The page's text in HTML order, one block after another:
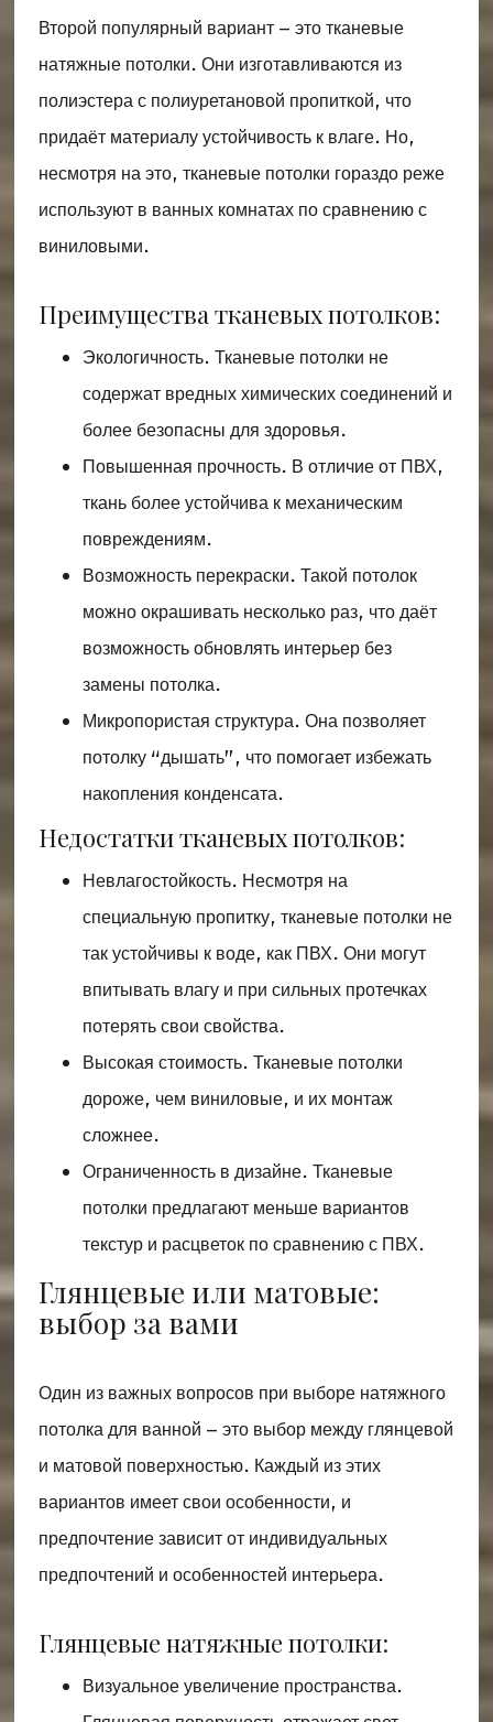
Второй популярный вариант – это тканевые
натяжные потолки. Они изготавливаются из
полиэстера с полиуретановой пропиткой, что
придаёт материалу устойчивость к влаге. Но,
несмотря на это, тканевые потолки гораздо реже
используют в ванных комнатах по сравнению с
виниловыми.
Преимущества тканевых потолков:
Экологичность. Тканевые потолки не
содержат вредных химических соединений и
более безопасны для здоровья.
Повышенная прочность. В отличие от ПВХ,
ткань более устойчива к механическим
повреждениям.
Возможность перекраски. Такой потолок
можно окрашивать несколько раз, что даёт
возможность обновлять интерьер без
замены потолка.
Микропористая структура. Она позволяет
потолку “дышать”, что помогает избежать
накопления конденсата.
Недостатки тканевых потолков:
Невлагостойкость. Несмотря на
специальную пропитку, тканевые потолки не
так устойчивы к воде, как ПВХ. Они могут
впитывать влагу и при сильных протечках
потерять свои свойства.
Высокая стоимость. Тканевые потолки
дороже, чем виниловые, и их монтаж
сложнее.
Ограниченность в дизайне. Тканевые
потолки предлагают меньше вариантов
текстур и расцветок по сравнению с ПВХ.
Глянцевые или матовые:
выбор за вами
Один из важных вопросов при выборе натяжного
потолка для ванной – это выбор между глянцевой
и матовой поверхностью. Каждый из этих
вариантов имеет свои особенности, и
предпочтение зависит от индивидуальных
предпочтений и особенностей интерьера.
Глянцевые натяжные потолки:
Визуальное увеличение пространства.